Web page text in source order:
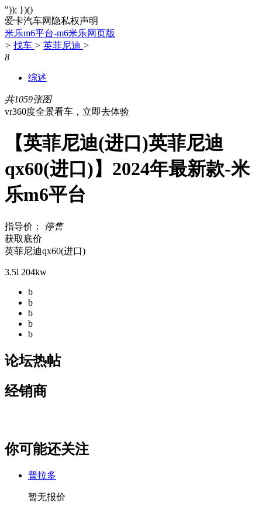
")); })()
爱卡汽车网隐私权声明
米乐m6平台-m6米乐网页版
> 找车 > 英菲尼迪 >
8
综述
共1059张图
vr360度全景看车，立即去体验
【英菲尼迪(进口)英菲尼迪
qx60(进口)】2024年最新款-米
乐m6平台
指导价： 停售
获取底价
英菲尼迪qx60(进口)
3.5l 204kw
b
b
b
b
b
论坛热帖
经销商
你可能还关注
普拉多
暂无报价